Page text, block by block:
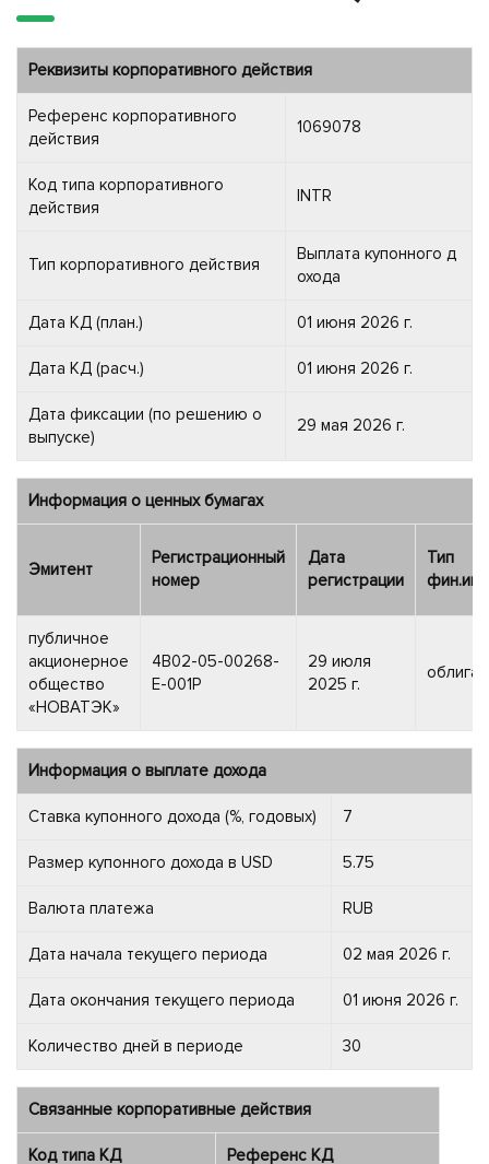
Реквизиты корпоративного действия
Референс корпоративного
действия
1069078
Код типа корпоративного
действия
INTR
Тип корпоративного действия
Выплата купонного д
охода
Дата КД (план.) 01 июня 2026 г.
Дата КД (расч.) 01 июня 2026 г.
Дата фиксации (по решению о
выпуске)
29 мая 2026 г.
Информация о ценных бумагах
Эмитент
Регистрационный
номер
Дата
регистрации
Тип
публичное
акционерное
общество
«НОВАТЭК»
4B02-05-00268-
E-001P
29 июля
2025 г.
Информация о выплате дохода
Ставка купонного дохода (%, годовых) 7
Размер купонного дохода в USD 5.75
Валюта платежа RUB
Дата начала текущего периода 02 мая 2026 г.
Дата окончания текущего периода 01 июня 2026 г.
Количество дней в периоде 30
Связанные корпоративные действия
Код типа КД Референс КД